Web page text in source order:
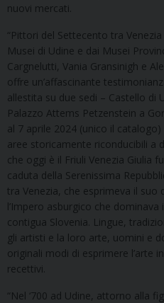
nuovi mercati.
“Pittori del Settecento tra
Musei di Udine e dai Musei
Cargnelutti, Vania Gransinigh e
offre un’affascinante
allestita su due sedi – Castello di
Palazzo Attems Petzenstein a
al 7 aprile 2024 (unico il
aree storicamente riconducibili a
che oggi è il Friuli Venezia Giulia
caduta della Serenissima
tra Venezia, che esprimeva il suo
l’Impero asburgico che
contigua Slovenia. Lingue,
gli artisti e la loro arte, uomini e
originali modi di esprimere l’arte
recettivi.
“Nel ‘700 ad Udine, attorno alla